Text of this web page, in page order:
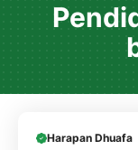
Harapan Dhuafa